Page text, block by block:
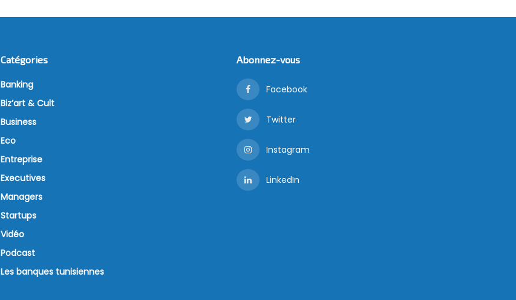
Catégories
Banking
Biz’art & Cult
Business
Eco
Entreprise
Executives
Managers
Startups
Vidéo
Podcast
Les banques tunisiennes
Abonnez-vous
Facebook
Twitter
Instagram
LinkedIn